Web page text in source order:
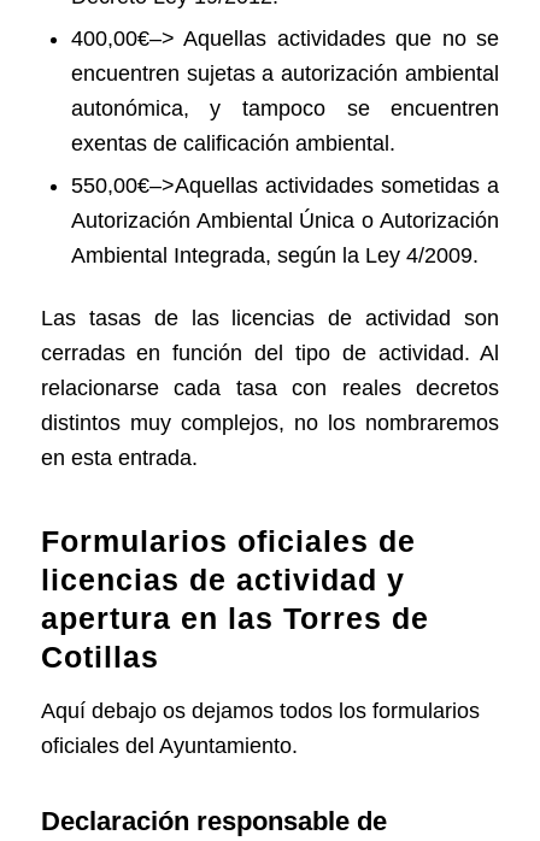
400,00€–> Aquellas actividades que no se
encuentren sujetas a autorización ambiental
autonómica, y tampoco se encuentren
exentas de calificación ambiental.
550,00€–>Aquellas actividades sometidas a
Autorización Ambiental Única o Autorización
Ambiental Integrada, según la Ley 4/2009.
Las tasas de las licencias de actividad son
cerradas en función del tipo de actividad. Al
relacionarse cada tasa con reales decretos
distintos muy complejos, no los nombraremos
en esta entrada.
Formularios oficiales de
licencias de actividad y
apertura en las Torres de
Cotillas
Aquí debajo os dejamos todos los formularios
oficiales del Ayuntamiento.
Declaración responsable de